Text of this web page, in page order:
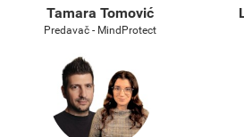
Tamara Tomović
Predavač - MindProtect